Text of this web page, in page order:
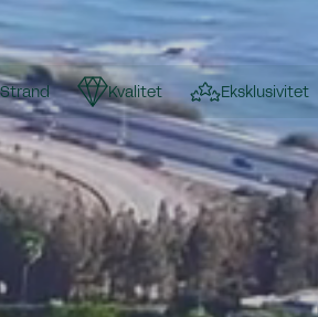
Strand Kvalitet Eksklusivitet